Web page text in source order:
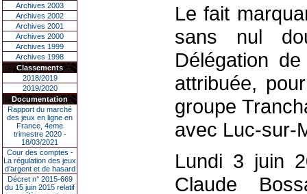
Archives 2003
Archives 2002
Archives 2001
Archives 2000
Archives 1999
Archives 1998
Classements
2018/2019
2019/2020
Documentation
Rapport du marché
des jeux en ligne en
France, 4eme
trimestre 2020 -
18/03/2021
Cour des comptes -
La régulation des jeux
d’argent et de hasard
Décret n° 2015-669
du 15 juin 2015 relatif
Le fait
sans nul
Délégation
attribuée,
groupe
avec Luc-sur-
Lundi 3 juin
Claude